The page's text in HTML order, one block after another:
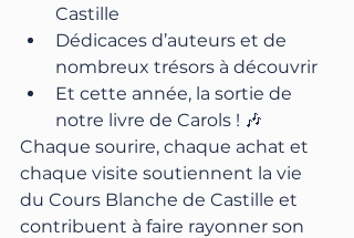
Castille
Dédicaces d’auteurs et de
nombreux trésors à découvrir
Et cette année, la sortie de
notre livre de Carols ! 🎶
Chaque sourire, chaque achat et
chaque visite soutiennent la vie
du Cours Blanche de Castille et
contribuent à faire rayonner son